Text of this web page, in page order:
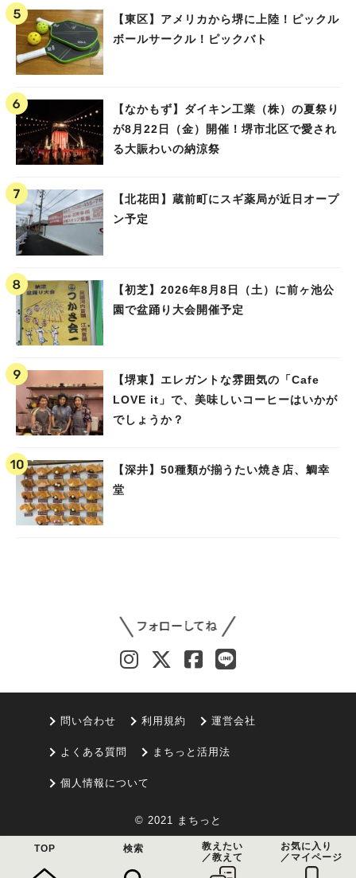
【東区】アメリカから堺に上陸！ピックル
ボールサークル！ピックバト
【なかもず】ダイキン工業（株）の夏祭り
が8月22日（金）開催！堺市北区で愛され
る大賑わいの納涼祭
【北花田】蔵前町にスギ薬局が近日オープ
ン予定
【初芝】2026年8月8日（土）に前ヶ池公
園で盆踊り大会開催予定
【堺東】エレガントな雰囲気の「Cafe
LOVE it」で、美味しいコーヒーはいかが
でしょうか？
【深井】50種類が揃うたい焼き店、鯛幸
堂
問い合わせ 利用規約 運営会社
よくある質問 まちっと活用法
個人情報について
© 2021 まちっと
TOP 検索
教えたい
／教えて
お気に入り
／マイページ